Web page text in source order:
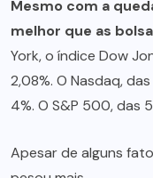
Mesmo com a
melhor que as
York, o índice Dow
2,08%. O Nasdaq,
4%. O S&P 500, das
Apesar de alguns